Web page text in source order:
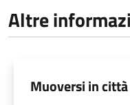
Altre
Muoversi in città